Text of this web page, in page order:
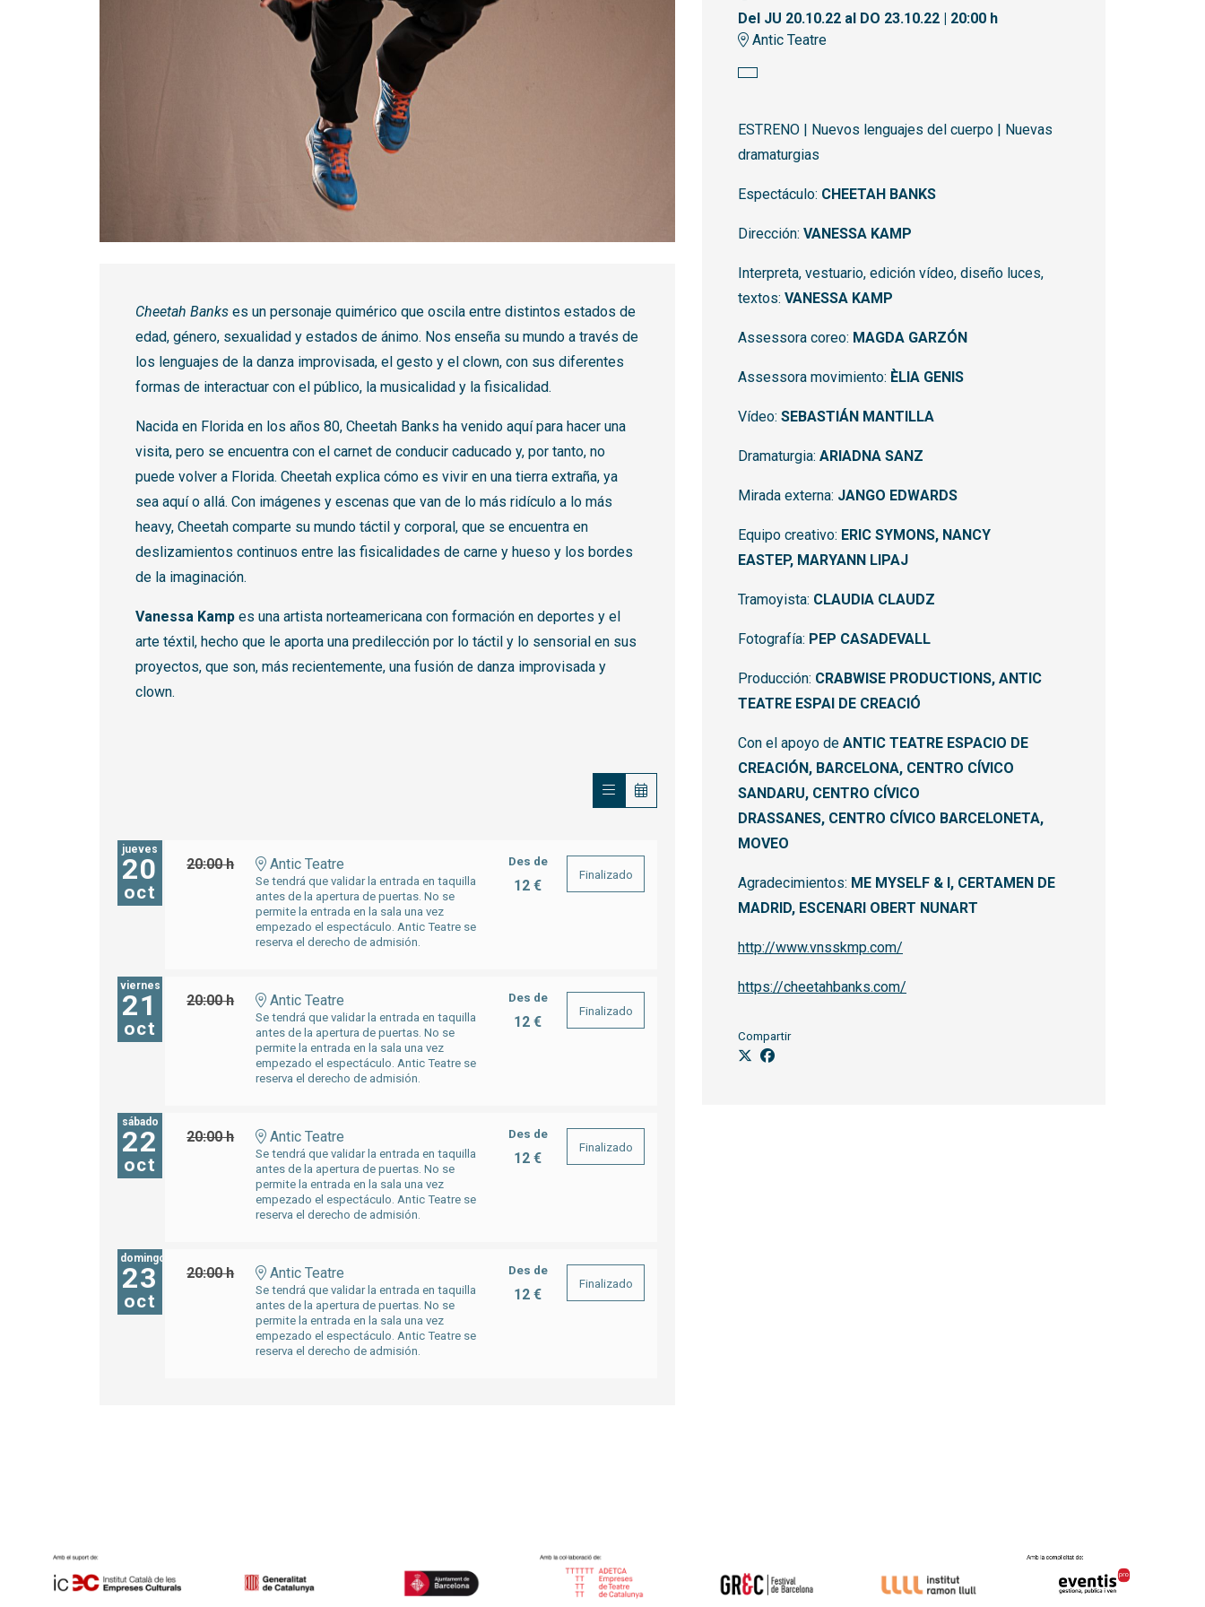
Del JU 20.10.22 al DO 23.10.22 | 20:00 h
Antic Teatre
ESTRENO | Nuevos lenguajes del cuerpo | Nuevas
dramaturgias
Espectáculo: CHEETAH BANKS
Dirección: VANESSA KAMP
Interpreta, vestuario, edición vídeo, diseño luces,
textos: VANESSA KAMP
Assessora coreo: MAGDA GARZÓN
Assessora movimiento: ÈLIA GENIS
Vídeo: SEBASTIÁN MANTILLA
Dramaturgia: ARIADNA SANZ
Mirada externa: JANGO EDWARDS
Equipo creativo: ERIC SYMONS, NANCY
EASTEP, MARYANN LIPAJ
Tramoyista: CLAUDIA CLAUDZ
Fotografía: PEP CASADEVALL
Producción: CRABWISE PRODUCTIONS, ANTIC
TEATRE ESPAI DE CREACIÓ
Con el apoyo de ANTIC TEATRE ESPACIO DE
CREACIÓN, BARCELONA, CENTRO CÍVICO
SANDARU, CENTRO CÍVICO
DRASSANES, CENTRO CÍVICO BARCELONETA,
MOVEO
Agradecimientos: ME MYSELF & I, CERTAMEN DE
MADRID, ESCENARI OBERT NUNART
http://www.vnsskmp.com/
https://cheetahbanks.com/
Compartir
Cheetah Banks es un personaje quimérico que oscila entre distintos estados de
edad, género, sexualidad y estados de ánimo. Nos enseña su mundo a través de
los lenguajes de la danza improvisada, el gesto y el clown, con sus diferentes
formas de interactuar con el público, la musicalidad y la fisicalidad.
Nacida en Florida en los años 80, Cheetah Banks ha venido aquí para hacer una
visita, pero se encuentra con el carnet de conducir caducado y, por tanto, no
puede volver a Florida. Cheetah explica cómo es vivir en una tierra extraña, ya
sea aquí o allá. Con imágenes y escenas que van de lo más ridículo a lo más
heavy, Cheetah comparte su mundo táctil y corporal, que se encuentra en
deslizamientos continuos entre las fisicalidades de carne y hueso y los bordes
de la imaginación.
Vanessa Kamp es una artista norteamericana con formación en deportes y el
arte téxtil, hecho que le aporta una predilección por lo táctil y lo sensorial en sus
proyectos, que son, más recientemente, una fusión de danza improvisada y
clown.
jueves
20
oct
20:00 h Antic Teatre
Se tendrá que validar la entrada en taquilla
antes de la apertura de puertas. No se
permite la entrada en la sala una vez
empezado el espectáculo. Antic Teatre se
reserva el derecho de admisión.
Des de
12 €
Finalizado
viernes
21
oct
20:00 h Antic Teatre
Se tendrá que validar la entrada en taquilla
antes de la apertura de puertas. No se
permite la entrada en la sala una vez
empezado el espectáculo. Antic Teatre se
reserva el derecho de admisión.
Des de
12 €
Finalizado
sábado
22
oct
20:00 h Antic Teatre
Se tendrá que validar la entrada en taquilla
antes de la apertura de puertas. No se
permite la entrada en la sala una vez
empezado el espectáculo. Antic Teatre se
reserva el derecho de admisión.
Des de
12 €
Finalizado
domingo
23
oct
20:00 h Antic Teatre
Se tendrá que validar la entrada en taquilla
antes de la apertura de puertas. No se
permite la entrada en la sala una vez
empezado el espectáculo. Antic Teatre se
reserva el derecho de admisión.
Des de
12 €
Finalizado